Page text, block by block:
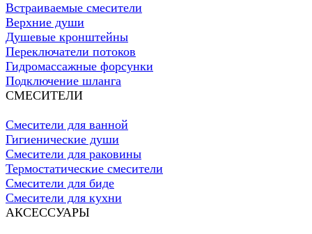
Встраиваемые смесители
Верхние души
Душевые кронштейны
Переключатели потоков
Гидромассажные форсунки
Подключение шланга
СМЕСИТЕЛИ
Смесители для ванной
Гигиенические души
Смесители для раковины
Термостатические смесители
Смесители для биде
Смесители для кухни
АКСЕССУАРЫ